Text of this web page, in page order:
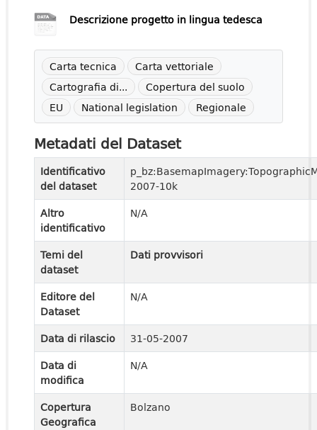
Descrizione progetto in lingua tedesca
Carta tecnica
Carta vettoriale
Cartografia di...
Copertura del suolo
EU
National legislation Regionale
Metadati del Dataset
Identificativo
del dataset
2007-10k
Altro
identificativo
N/A
Temi del
dataset
Dati provvisori
Editore del
Dataset
N/A
Data di rilascio
31-05-2007
Data di
modifica
N/A
Copertura
Geografica
Bolzano